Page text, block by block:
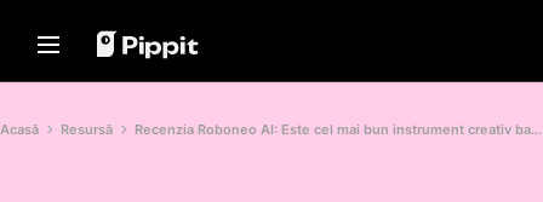
Home
Solutions
Resources
Community
Content Hub
Image Tips
AI Models
AI Models
Acasă Resursă Recenzia Roboneo AI: Este cel mai bun instrument creativ bazat pe inteligență artificială?